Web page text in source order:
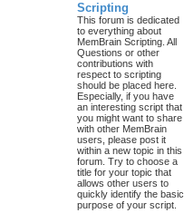
Scripting
This forum is dedicated
to everything about
MemBrain Scripting. All
Questions or other
contributions with
respect to scripting
should be placed here.
Especially, if you have
an interesting script that
you might want to share
with other MemBrain
users, please post it
within a new topic in this
forum. Try to choose a
title for your topic that
allows other users to
quickly identify the basic
purpose of your script.